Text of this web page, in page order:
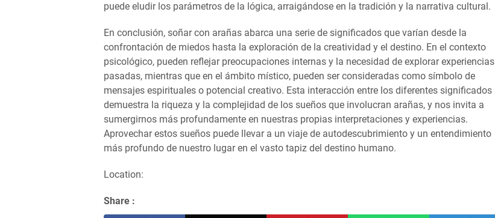
puede eludir los parámetros de la lógica, arraigándose en la tradición y la narrativa cultural.
En conclusión, soñar con arañas abarca una serie de significados que varían desde la
confrontación de miedos hasta la exploración de la creatividad y el destino. En el contexto
psicológico, pueden reflejar preocupaciones internas y la necesidad de explorar experiencias
pasadas, mientras que en el ámbito místico, pueden ser consideradas como símbolo de
mensajes espirituales o potencial creativo. Esta interacción entre los diferentes significados
demuestra la riqueza y la complejidad de los sueños que involucran arañas, y nos invita a
sumergirnos más profundamente en nuestras propias interpretaciones y experiencias.
Aprovechar estos sueños puede llevar a un viaje de autodescubrimiento y un entendimiento
más profundo de nuestro lugar en el vasto tapiz del destino humano.
Location:
Share :